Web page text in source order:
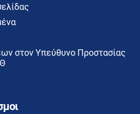
στον Υπεύθυνο Προστασίας